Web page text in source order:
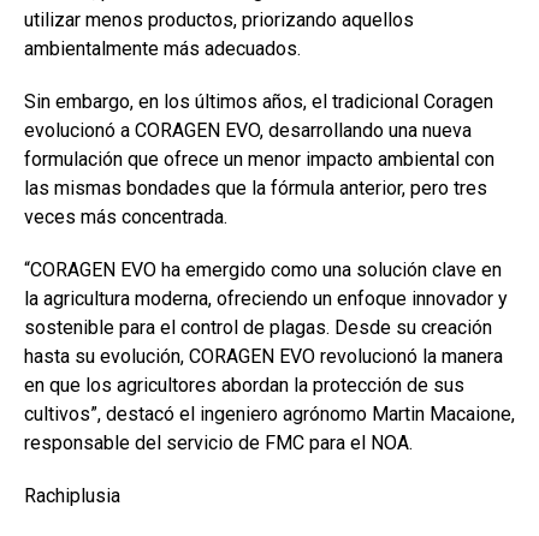
utilizar menos productos, priorizando aquellos
ambientalmente más adecuados.
Sin embargo, en los últimos años, el tradicional Coragen
evolucionó a CORAGEN EVO, desarrollando una nueva
formulación que ofrece un menor impacto ambiental con
las mismas bondades que la fórmula anterior, pero tres
veces más concentrada.
“CORAGEN EVO ha emergido como una solución clave en
la agricultura moderna, ofreciendo un enfoque innovador y
sostenible para el control de plagas. Desde su creación
hasta su evolución, CORAGEN EVO revolucionó la manera
en que los agricultores abordan la protección de sus
cultivos”, destacó el ingeniero agrónomo Martin Macaione,
responsable del servicio de FMC para el NOA.
Rachiplusia